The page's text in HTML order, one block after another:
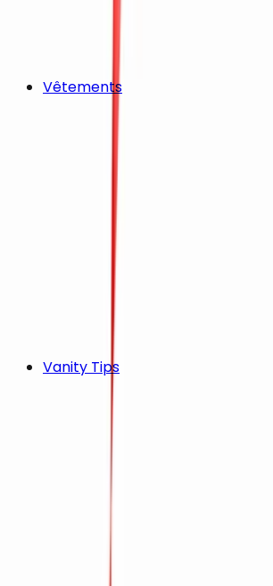
Vêtements
Vanity Tips